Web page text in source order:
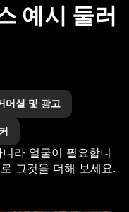
예시 둘러
머셜 및 광고
라 얼굴이 필요합니
그것을 더해 보세요.